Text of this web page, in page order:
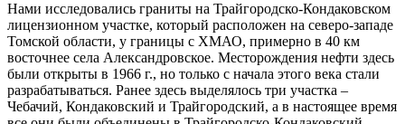
Нами исследовались граниты на Трайгородско-Кондаковском
лицензионном участке, который расположен на северо-западе
Томской области, у границы с ХМАО, примерно в 40 км
восточнее села Александровское. Месторождения нефти здесь
были открыты в 1966 г., но только с начала этого века стали
разрабатываться. Ранее здесь выделялось три участка –
Чебачий, Кондаковский и Трайгородский, а в настоящее время